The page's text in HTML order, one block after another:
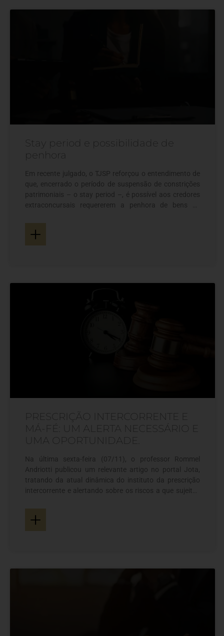
Stay period e possibilidade de
penhora
Em recente julgado, o TJSP reforçou o entendimento de
que, encerrado o período de suspensão de constrições
patrimoniais – o stay period –, é possível aos credores
extraconcursais requererem a penhora de bens de
juízo recuperacional, conferindo a necessária eficácia e
+
PRESCRIÇÃO INTERCORRENTE E
MÁ-FÉ: UM ALERTA NECESSÁRIO E
UMA OPORTUNIDADE.
Na última sexta-feira (07/11), o professor Rommel
Andriotti publicou um relevante artigo no portal Jota,
tratando da atual dinâmica do instituto da prescrição
intercorrente e alertando sobre os riscos a que sujeitos
destaque é para a proximidade do termo prescricional de
+